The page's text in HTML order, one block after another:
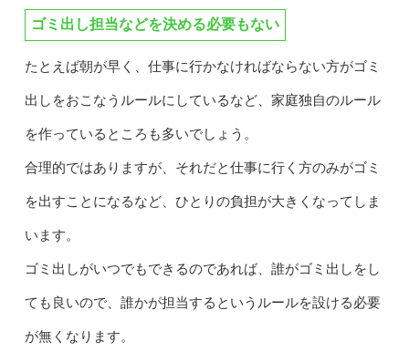
ゴミ出し担当などを決める必要もない
たとえば朝が早く、仕事に行かなければならない方がゴミ
出しをおこなうルールにしているなど、家庭独自のルール
を作っているところも多いでしょう。
合理的ではありますが、それだと仕事に行く方のみがゴミ
を出すことになるなど、ひとりの負担が大きくなってしま
います。
ゴミ出しがいつでもできるのであれば、誰がゴミ出しをし
ても良いので、誰かが担当するというルールを設ける必要
が無くなります。